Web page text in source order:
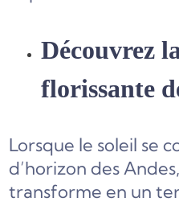
Découvrez
florissante
Lorsque le soleil se
d’horizon des
transforme en un